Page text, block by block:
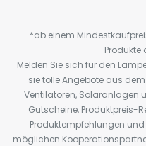
*ab einem
Produkte
Melden Sie sich für den
sie tolle Angebote aus
Ventilatoren, Solaranlagen
Gutscheine, Produktpreis-
Produktempfehlungen
möglichen